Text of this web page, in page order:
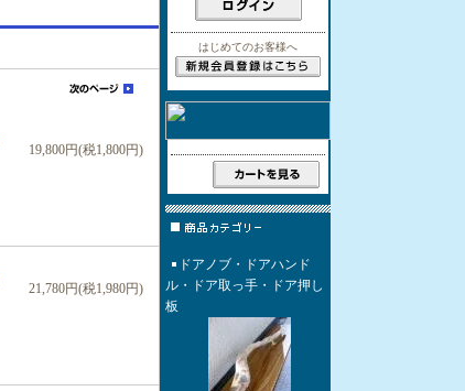
19,800円(税1,800円)
21,780円(税1,980円)
はじめてのお客様へ
ドアノブ・ドアハンド
ル・ドア取っ手・ドア押し
板